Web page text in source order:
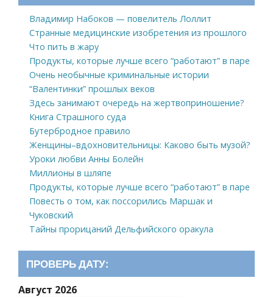
Владимир Набоков — повелитель Лоллит
Странные медицинские изобретения из прошлого
Что пить в жару
Продукты, которые лучше всего “работают” в паре
Очень необычные криминальные истории
“Валентинки” прошлых веков
Здесь занимают очередь на жертвоприношение?
Книга Страшного суда
Бутербродное правило
Женщины–вдохновительницы: Каково быть музой?
Уроки любви Анны Болейн
Миллионы в шляпе
Продукты, которые лучше всего “работают” в паре
Повесть о том, как поссорились Маршак и
Чуковский
Тайны прорицаний Дельфийского оракула
ПРОВЕРЬ ДАТУ:
Август 2026